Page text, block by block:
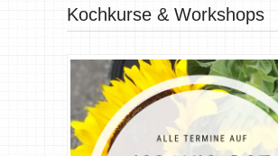
Kochkurse & Workshops